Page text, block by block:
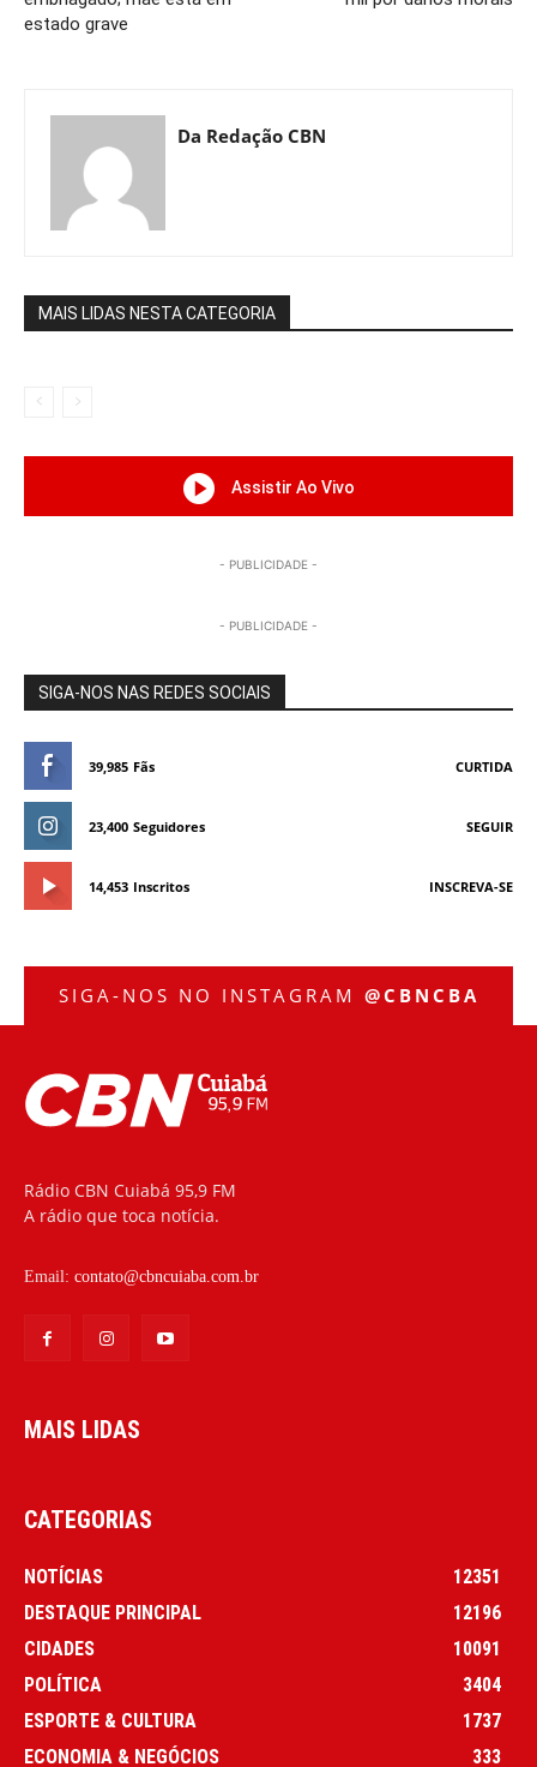
estado grave
Da Redação CBN
MAIS LIDAS NESTA CATEGORIA
Assistir Ao Vivo
- PUBLICIDADE -
- PUBLICIDADE -
SIGA-NOS NAS REDES SOCIAIS
39,985 Fãs CURTIDA
23,400 Seguidores SEGUIR
14,453 Inscritos INSCREVA-SE
SIGA-NOS NO INSTAGRAM @CBNCBA
Rádio CBN Cuiabá 95,9 FM
A rádio que toca notícia.
Email: contato@cbncuiaba.com.br
MAIS LIDAS
CATEGORIAS
NOTÍCIAS
12351
DESTAQUE PRINCIPAL
12196
CIDADES
10091
POLÍTICA
3404
ESPORTE & CULTURA
1737
ECONOMIA & NEGÓCIOS
333